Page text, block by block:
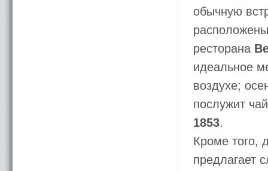
обычную
ресторана
идеальное
воздухе;
послужит
1853.
Кроме того,
предлагает